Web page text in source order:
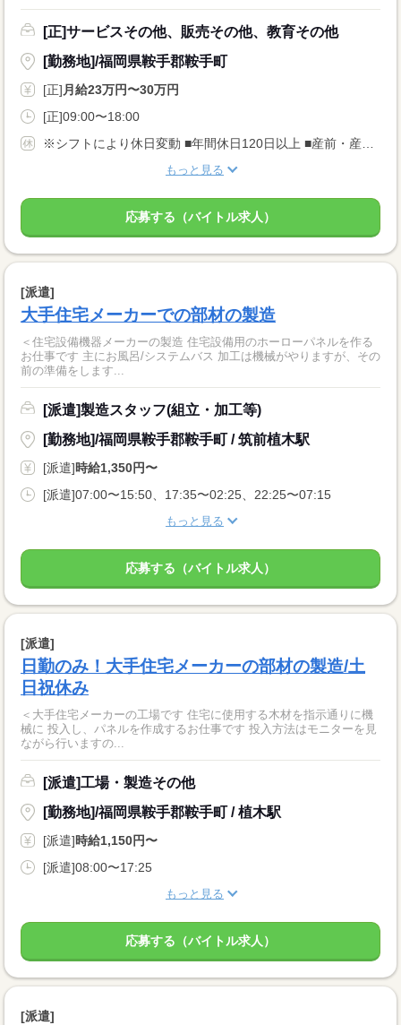
[正]サービスその他、販売その他、教育その他
[勤務地]/福岡県鞍手郡鞍手町
[正] 月給23万円〜30万円
[正]09:00〜18:00
もっと見る
応募する（バイトル求人）
[派遣]
大手住宅メーカーでの部材の製造
＜住宅設備機器メーカーの製造 住宅設備用のホーローパネルを作る
お仕事です 主にお風呂/システムバス 加工は機械がやりますが、その
前の準備をします...
[派遣]製造スタッフ(組立・加工等)
[勤務地]/福岡県鞍手郡鞍手町 / 筑前植木駅
[派遣]時給1,350円〜
[派遣]07:00〜15:50、17:35〜02:25、22:25〜07:15
もっと見る
応募する（バイトル求人）
[派遣]
日勤のみ！大手住宅メーカーの部材の製造/土
日祝休み
＜大手住宅メーカーの工場です 住宅に使用する木材を指示通りに機
械に 投入し、パネルを作成するお仕事です 投入方法はモニターを見
ながら行いますの...
[派遣]工場・製造その他
[勤務地]/福岡県鞍手郡鞍手町 / 植木駅
[派遣]時給1,150円〜
[派遣]08:00〜17:25
もっと見る
応募する（バイトル求人）
[派遣]